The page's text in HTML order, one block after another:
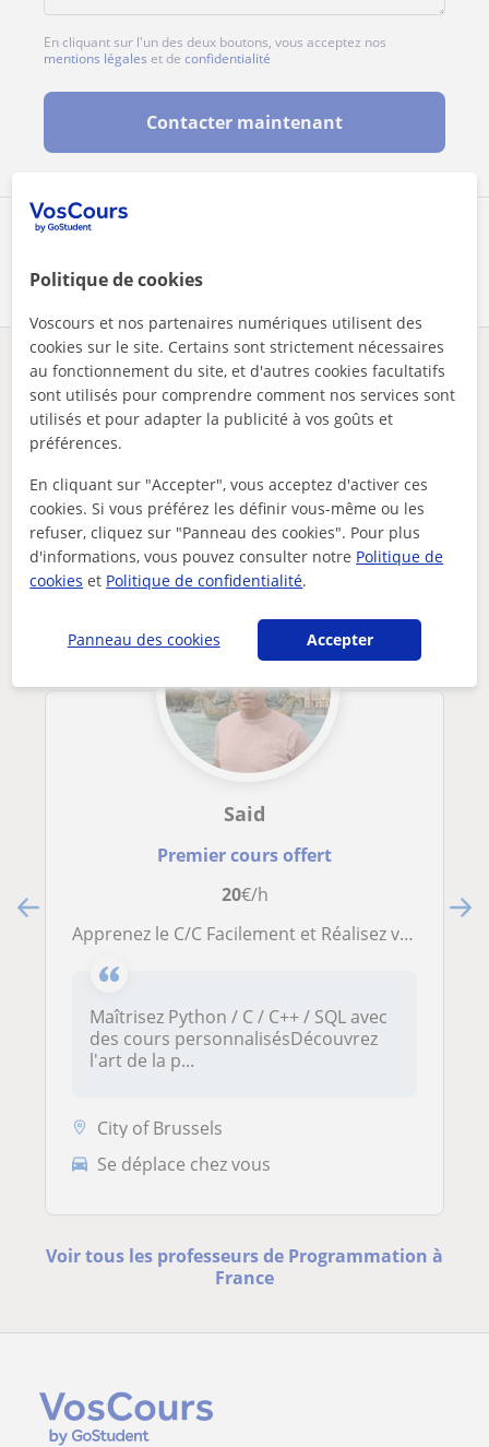
Partagez ce professeur
En cliquant sur l'un des deux boutons, vous acceptez nos
mentions légales et de confidentialité
Contacter maintenant
Des problèmes avec ce profil ?Signalez-le
Vos cours particuliers
Programmation
initiation à la programmation, langages de bas niveau
Autres profs de Programmation à France
susceptibles de vous intéresser
Said
Premier cours offert
20€/h
Apprenez le C/C Facilement et Réalisez vos Premiers Projets
Maîtrisez Python / C / C++ / SQL avec
des cours personnalisésDécouvrez
l'art de la p...
City of Brussels
Se déplace chez vous
Voir tous les professeurs de Programmation à
France
Politique de cookies
Voscours et nos partenaires numériques utilisent des
cookies sur le site. Certains sont strictement nécessaires
au fonctionnement du site, et d'autres cookies facultatifs
sont utilisés pour comprendre comment nos services sont
utilisés et pour adapter la publicité à vos goûts et
préférences.
En cliquant sur "Accepter", vous acceptez d'activer ces
cookies. Si vous préférez les définir vous-même ou les
refuser, cliquez sur "Panneau des cookies". Pour plus
d'informations, vous pouvez consulter notre Politique de
cookies et Politique de confidentialité.
Panneau des cookies Accepter